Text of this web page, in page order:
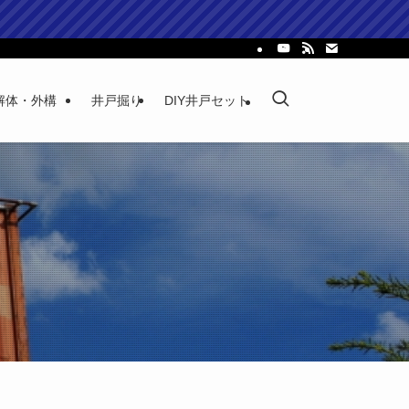
体・外構 井戸掘り DIY井戸セット